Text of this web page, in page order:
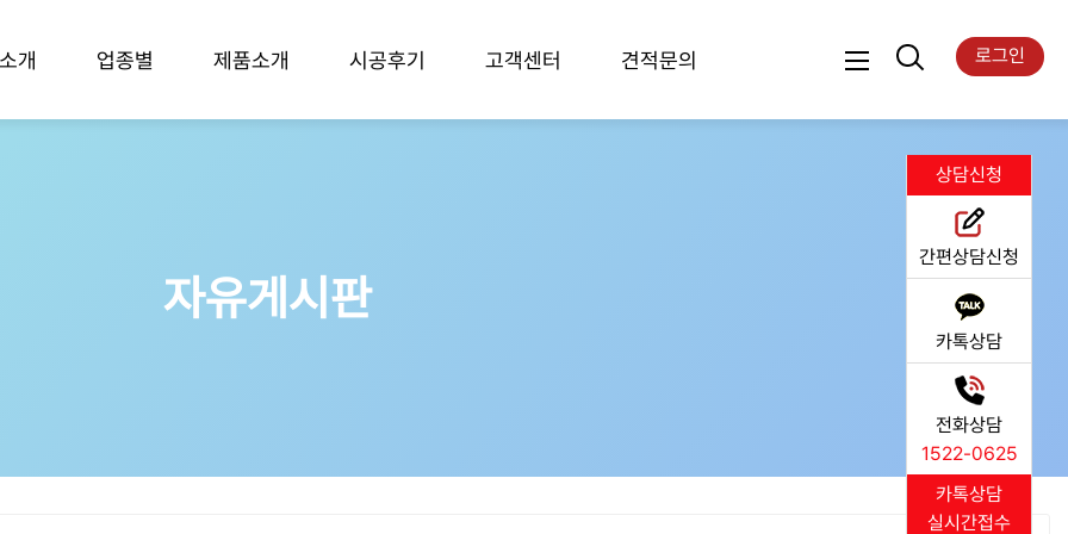
개 업종별 제품소개 시공후기 고객센터 견적문의 로그인
자유게시판
상담신청
간편상담신청
카톡상담
전화상담
1522-0625
카톡상담
실시간접수